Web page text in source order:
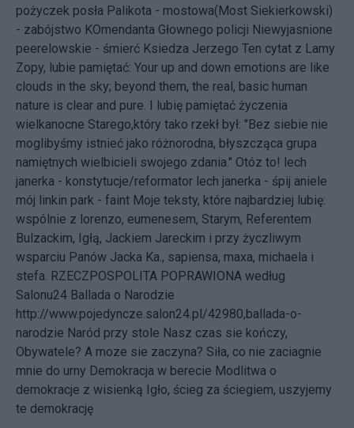
pożyczek posła Palikota - mostowa(Most Siekierkowski)
- zabójstwo KOmendanta Głownego policji Niewyjasnione
peerelowskie - śmierć Ksiedza Jerzego Ten cytat z Lamy
Zopy, lubie pamiętać: Your up and down emotions are like
clouds in the sky; beyond them, the real, basic human
nature is clear and pure. I lubię pamiętać życzenia
wielkanocne Starego,który tako rzekł był: "Bez siebie nie
moglibyśmy istnieć jako różnorodna, błyszcząca grupa
namiętnych wielbicieli swojego zdania." Otóz to! lech
janerka - konstytucje/reformator lech janerka - śpij aniele
mój linkin park - faint Moje teksty, które najbardziej lubię:
wspólnie z lorenzo, eumenesem, Starym, Referentem
Bulzackim, Igłą, Jackiem Jareckim i przy życzliwym
wsparciu Panów Jacka Ka., sapiensa, maxa, michaela i
stefa. RZECZPOSPOLITA POPRAWIONA według
Salonu24 Ballada o Narodzie
http://www.pojedyncze.salon24.pl/42980,ballada-o-
narodzie Naród przy stole Nasz czas sie kończy,
Obywatele? A moze sie zaczyna? Siła, co nie zaciagnie
mnie do urny Demokracja w berecie Modlitwa o
demokracje z wisienką Igło, ścieg za ściegiem, uszyjemy
te demokrację